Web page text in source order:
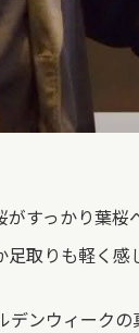
すっかり葉
取りも軽く感
デンウィーク